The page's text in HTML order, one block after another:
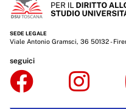
SEDE LEGALE
Viale Antonio Gramsci, 36 50132 -
seguici